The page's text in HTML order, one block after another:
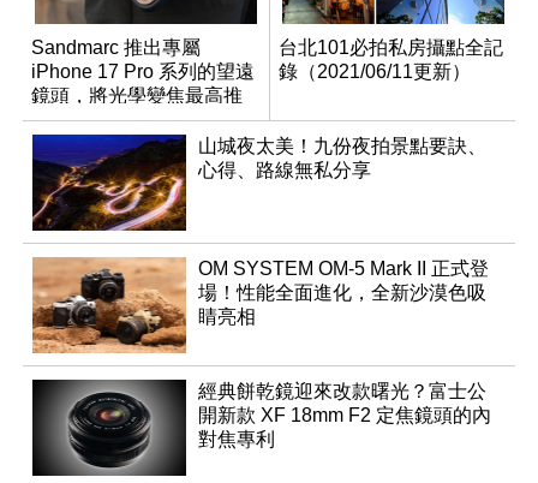
Sandmarc 推出專屬
iPhone 17 Pro 系列的望遠
鏡頭，將光學變焦最高推
升至 16 倍
台北101必拍私房攝點全記
錄（2021/06/11更新）
山城夜太美！九份夜拍景點要訣、
心得、路線無私分享
OM SYSTEM OM-5 Mark II 正式登
場！性能全面進化，全新沙漠色吸
睛亮相
經典餅乾鏡迎來改款曙光？富士公
開新款 XF 18mm F2 定焦鏡頭的內
對焦專利